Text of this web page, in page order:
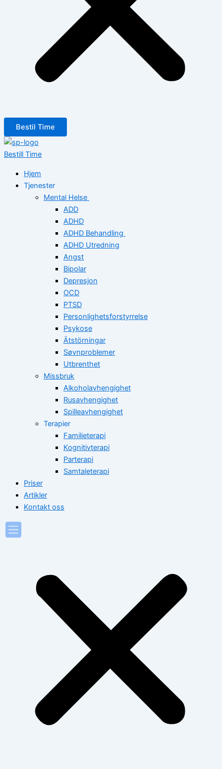
Bestil Time
Bestill Time
Hjem
Tjenester
Mental Helse
ADD
ADHD
ADHD Behandling
ADHD Utredning
Angst
Bipolar
Depresjon
OCD
PTSD
Personlighetsforstyrrelse
Psykose
Ätstörningar
Søvnproblemer
Utbrenthet
Missbruk
Alkoholavhengighet
Rusavhengighet
Spilleavhengighet
Terapier
Familieterapi
Kognitivterapi
Parterapi
Samtaleterapi
Priser
Artikler
Kontakt oss